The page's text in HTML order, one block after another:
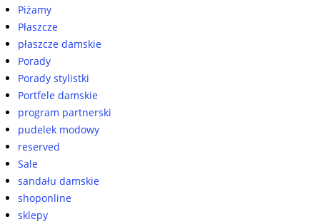
Piżamy
Płaszcze
płaszcze damskie
Porady
Porady stylistki
Portfele damskie
program partnerski
pudelek modowy
reserved
Sale
sandału damskie
shoponline
sklepy